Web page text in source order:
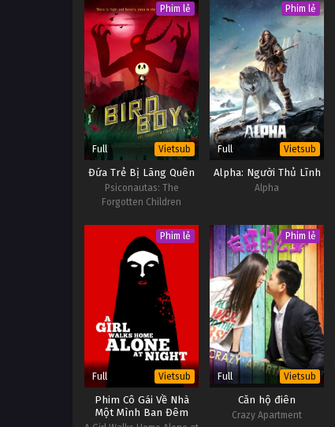
Phim lẻ
Full Vietsub
Đứa Trẻ Bị Lãng Quên
Psiconautas: The
Forgotten Children
Phim lẻ
Full Vietsub
Alpha: Người Thủ Lĩnh
Alpha
Phim lẻ
Full Vietsub
Phim Cô Gái Về Nhà
Một Mình Ban Đêm
Phim lẻ
Full Vietsub
Căn hộ điên
Crazy Apartment